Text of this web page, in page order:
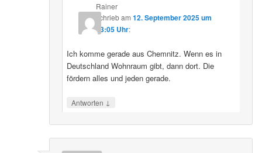
Rainer
schriebam 12. September 2025 um
23:05 Uhr:
Ich komme gerade aus Chemnitz. Wenn es in
Deutschland Wohnraum gibt, dann dort. Die
fördern alles und jeden gerade.
Antworten ↓